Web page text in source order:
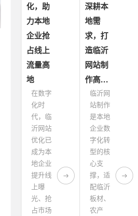
化，助
力本地
企业抢
占线上
流量高
地
在数字
化时
代，临
沂网站
优化已
成为本
地企业
提升线
上曝
光、抢
占市场
深耕本
地需
求，打
造临沂
网站制
作高…
临沂网
站制作
是本地
企业数
字化转
型的核
心支
撑，适
配临沂
板材、
农产